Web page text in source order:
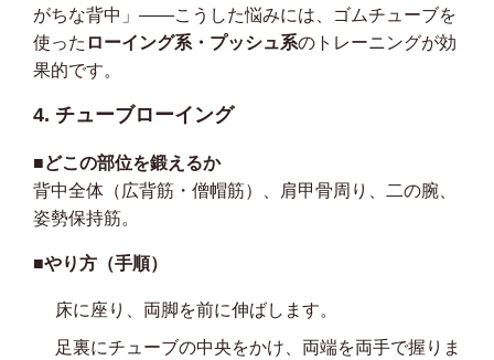
がちな背中」——こうした悩みには、ゴムチューブを
使った ローイング系・プッシュ系のトレーニングが効
果的です。
4. チューブローイング
■どこの部位を鍛えるか
背中全体（広背筋・僧帽筋）、肩甲骨周り、二の腕、
姿勢保持筋。
■やり方（手順）
床に座り、両脚を前に伸ばします。
足裏にチューブの中央をかけ、両端を両手で握りま